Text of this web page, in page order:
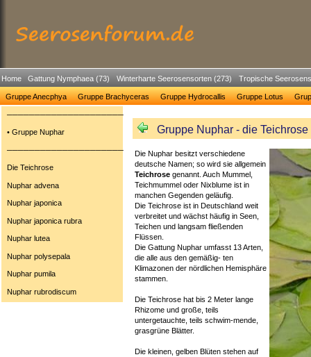
Home Gattung Nymphaea (73) Winterharte Seerosensorten (273) Tropische
Gruppe Anecphya Gruppe Brachyceras Gruppe Hydrocallis Gruppe Lotus
Gruppe Nuphar - die Teichrose
Die Nuphar besitzt verschiedene
deutsche Namen; so wird sie allgemein
Teichrose genannt. Auch Mummel,
Teichmummel oder Nixblume ist in
manchen Gegenden geläufig.
Die Teichrose ist in Deutschland weit
verbreitet und wächst häufig in Seen,
Teichen und langsam fließenden
Flüssen.
Die Gattung Nuphar umfasst 13 Arten,
die alle aus den gemäßig- ten
Klimazonen der nördlichen Hemisphäre
stammen.
Die Teichrose hat bis 2 Meter lange
Rhizome und große, teils
untergetauchte, teils schwim-mende,
grasgrüne Blätter.
Die kleinen, gelben Blüten stehen auf
─────────────────────
• Gruppe Nuphar
─────────────────────
Die Teichrose
Nuphar advena
Nuphar japonica
Nuphar japonica rubra
Nuphar lutea
Nuphar polysepala
Nuphar pumila
Nuphar rubrodiscum